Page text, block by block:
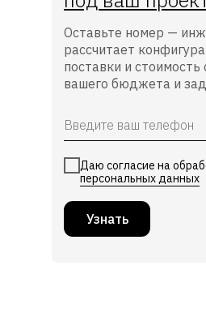
Оставьте номер —
рассчитает
поставки и стоимость
вашего бюджета и
Даю согласие на
персональных данных
Узнать